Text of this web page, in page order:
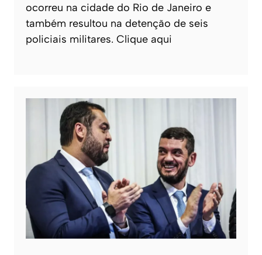
ocorreu na cidade do Rio de Janeiro e
também resultou na detenção de seis
policiais militares. Clique aqui